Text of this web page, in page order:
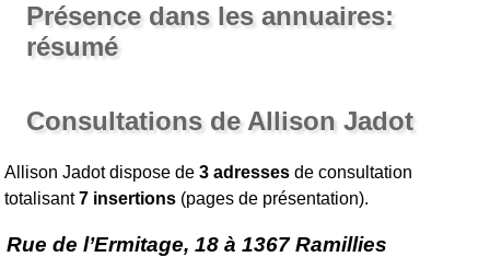
Présence dans les annuaires:
résumé
Consultations de Allison Jadot
Allison Jadot dispose de3 adresses de consultation
totalisant7 insertions (pages de présentation).
Rue de l’Ermitage, 18 à 1367 Ramillies